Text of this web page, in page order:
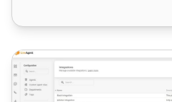
BigCommerce